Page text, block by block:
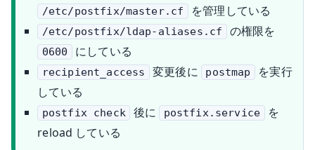
/etc/postfix/master.cf を管理している
/etc/postfix/ldap-aliases.cf の権限を
0600 にしている
recipient_access 変更後に postmap
を実行
している
postfix check 後に postfix.service
を
reload している